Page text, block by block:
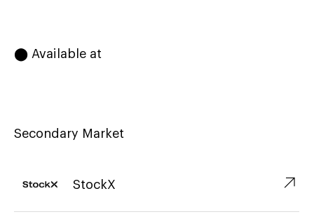
⬤ Available at
Secondary Market
StockX ↗︎